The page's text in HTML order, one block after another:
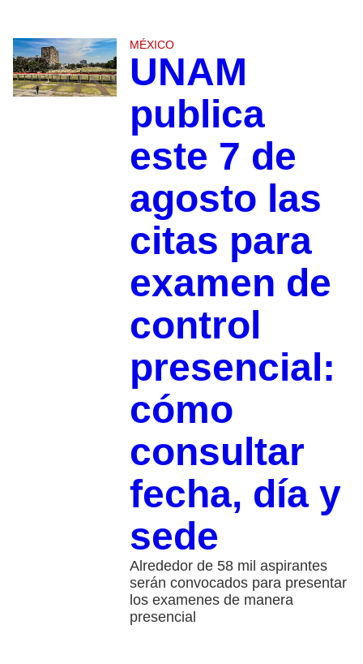
MÉXICO
UNAM
publica
este 7 de
agosto las
citas para
examen de
control
presencial:
cómo
consultar
fecha, día y
sede
Alrededor de 58 mil aspirantes
serán convocados para presentar
los examenes de manera
presencial